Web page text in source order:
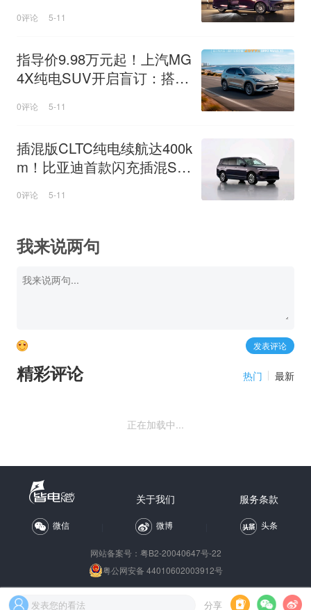
0评论 5-11
指导价9.98万元起！上汽MG
4X纯电SUV开启盲订：搭载
0评论 5-11
插混版CLTC纯电续航达400k
m！比亚迪首款闪充插混SU
0评论 5-11
我来说两句
精彩评论 热门 最新
正在加载中...
关于我们 服务条款
微信 微博 头条
网站备案号： 粤B2-20040647号-22
粤公网安备 44010602003912号